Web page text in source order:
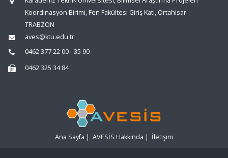
Koordinasyon Birimi, Fen Fakültesi Giriş Katı, Ortahisar
TRABZON
aves@ktu.edu.tr
0462 377 22 00 - 35 90
0462 325 34 84
Ana Sayfa | AVESİS Hakkında | İletişim